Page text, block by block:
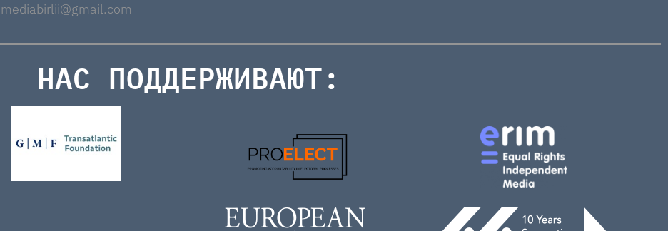
mediabirlii@gmail.com
НАС ПОДДЕРЖИВАЮТ: